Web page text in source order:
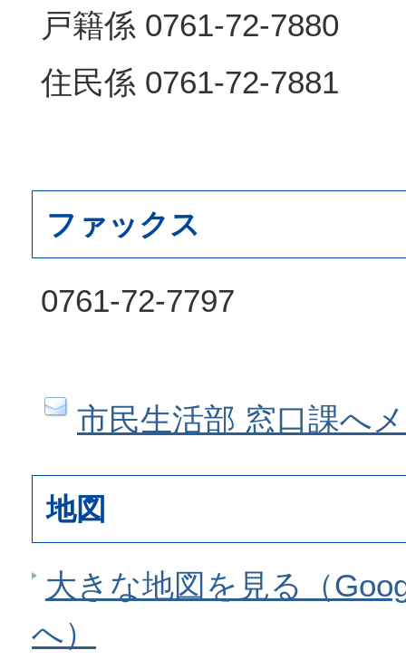
戸籍係 0761-72-7880
住民係 0761-72-7881
ファックス
0761-72-7797
市民生活部 窓口課へ
地図
大きな地図を見る（
へ）